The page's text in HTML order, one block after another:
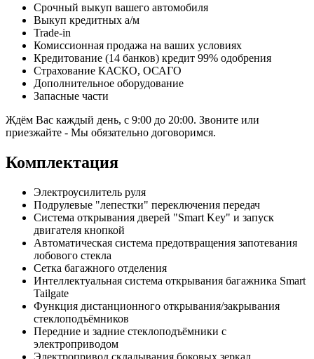
Срочный выкуп вашего автомобиля
Выкуп кредитных а/м
Trade-in
Комиссионная продажа на ваших условиях
Кредитование (14 банков) кредит 99% одобрения
Страхование КАСКО, ОСАГО
Дополнительное оборудование
Запасные части
Ждём Вас каждый день, с 9:00 до 20:00. Звоните или
приезжайте - Мы обязательно договоримся.
Комплектация
Электроусилитель руля
Подрулевые "лепестки" переключения передач
Система открывания дверей "Smart Key" и запуск
двигателя кнопкой
Автоматическая система предотвращения запотевания
лобового стекла
Сетка багажного отделения
Интеллектуальная система открывания багажника Smart
Tailgate
Функция дистанционного открывания/закрывания
стеклоподъёмников
Передние и задние стеклоподъёмники с
электроприводом
Электропривод складывания боковых зеркал